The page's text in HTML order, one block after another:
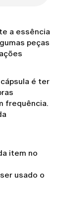
a essência
peças
é ter
frequência.
item no
usado o